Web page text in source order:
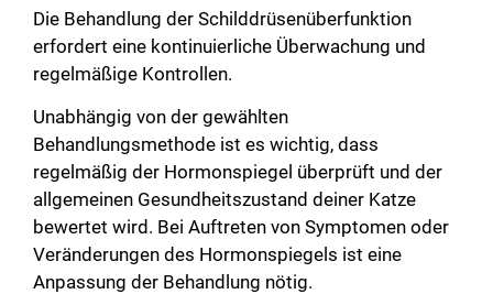
Die Behandlung der Schilddrüsenüberfunktion
erfordert eine kontinuierliche Überwachung und
regelmäßige Kontrollen.
Unabhängig von der gewählten
Behandlungsmethode ist es wichtig, dass
regelmäßig der Hormonspiegel überprüft und der
allgemeinen Gesundheitszustand deiner Katze
bewertet wird. Bei Auftreten von Symptomen oder
Veränderungen des Hormonspiegels ist eine
Anpassung der Behandlung nötig.